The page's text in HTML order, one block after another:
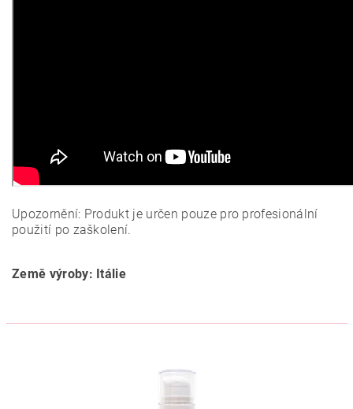
Upozornění: Produkt je určen pouze pro profesionální
použití po zaškolení.
Země výroby: Itálie